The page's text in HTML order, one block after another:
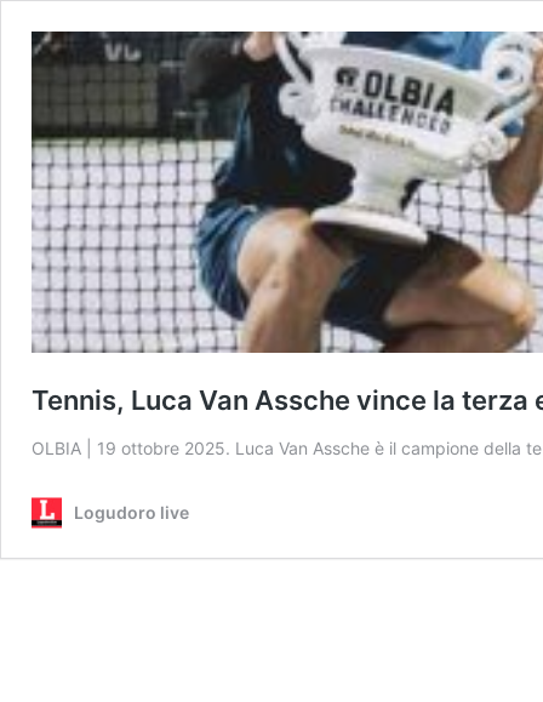
Tennis, Luca Van Assche vince la terza
OLBIA | 19 ottobre 2025. Luca Van Assche è il campione della
Logudoro live